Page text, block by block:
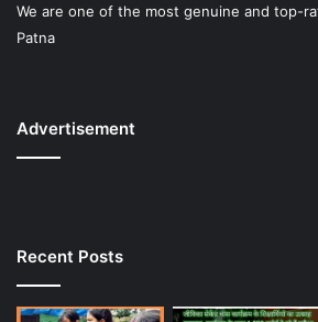
We are one of the most genuine and top-
Patna
Advertisement
Recent Posts